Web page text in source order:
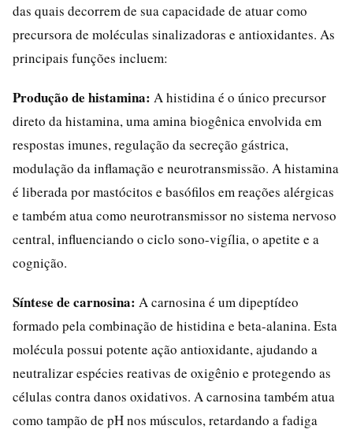
das quais decorrem de sua capacidade de atuar como
precursora de moléculas sinalizadoras e antioxidantes. As
principais funções incluem:
Produção de histamina: A histidina é o único precursor
direto da histamina, uma amina biogênica envolvida em
respostas imunes, regulação da secreção gástrica,
modulação da inflamação e neurotransmissão. A histamina
é liberada por mastócitos e basófilos em reações alérgicas
e também atua como neurotransmissor no sistema nervoso
central, influenciando o ciclo sono-vigília, o apetite e a
cognição.
Síntese de carnosina: A carnosina é um dipeptídeo
formado pela combinação de histidina e beta-alanina. Esta
molécula possui potente ação antioxidante, ajudando a
neutralizar espécies reativas de oxigênio e protegendo as
células contra danos oxidativos. A carnosina também atua
como tampão de pH nos músculos, retardando a fadiga